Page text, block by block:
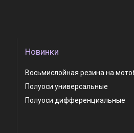
Новинки
Восьмислойная резина на
Полуоси универсальные
Полуоси дифференциальные